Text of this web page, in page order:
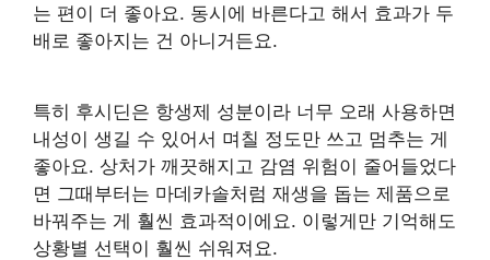
는 편이 더 좋아요. 동시에 바른다고 해서 효과가 두
배로 좋아지는 건 아니거든요.
특히 후시딘은 항생제 성분이라 너무 오래 사용하면
내성이 생길 수 있어서 며칠 정도만 쓰고 멈추는 게
좋아요. 상처가 깨끗해지고 감염 위험이 줄어들었다
면 그때부터는 마데카솔처럼 재생을 돕는 제품으로
바꿔주는 게 훨씬 효과적이에요. 이렇게만 기억해도
상황별 선택이 훨씬 쉬워져요.